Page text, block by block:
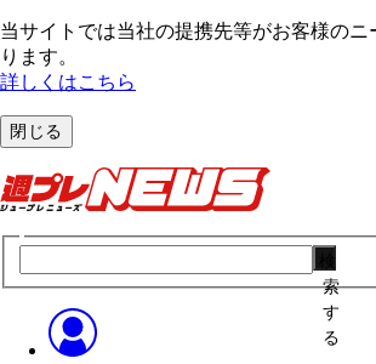
当サイトでは当社の提携先等がお客様の
ります。
詳しくはこちら
閉じる
索
す
る